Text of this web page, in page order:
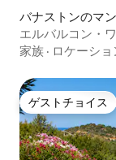
バナストンのマ
エルバルコン・
家族 · ロケーショ
ゲストチョイス
ゲストチョイス